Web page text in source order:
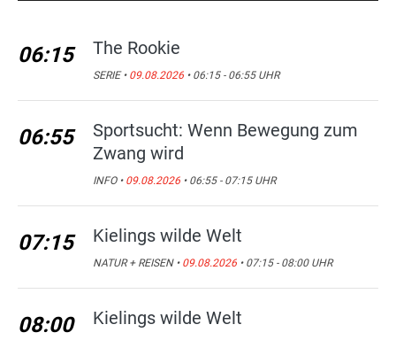
06:15 The Rookie
SERIE • 09.08.2026 • 06:15 - 06:55 UHR
06:55
Sportsucht: Wenn Bewegung zum
Zwang wird
INFO • 09.08.2026 • 06:55 - 07:15 UHR
07:15 Kielings wilde Welt
NATUR + REISEN • 09.08.2026 • 07:15 - 08:00 UHR
08:00 Kielings wilde Welt